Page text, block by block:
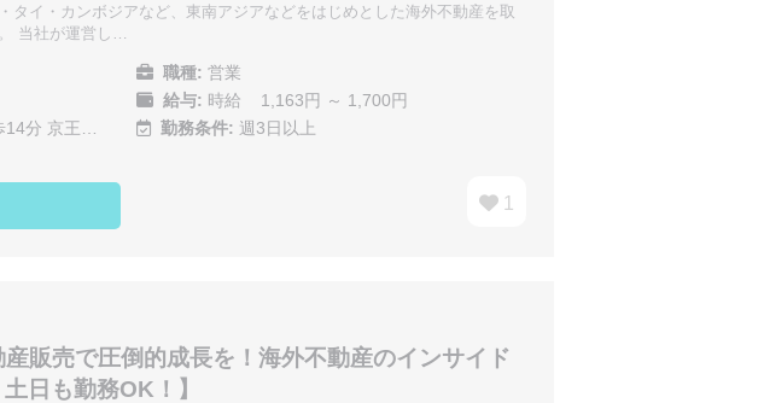
タイ・カンボジアなど、東南アジアなどをはじめとした海外不動産を取
当社が運営し…
職種: 営業
給与: 時給 1,163円 ～ 1,700円
14分 京王… 勤務条件: 週3日以上
1
販売で圧倒的成長を！海外不動産のインサイド
日も勤務OK！】